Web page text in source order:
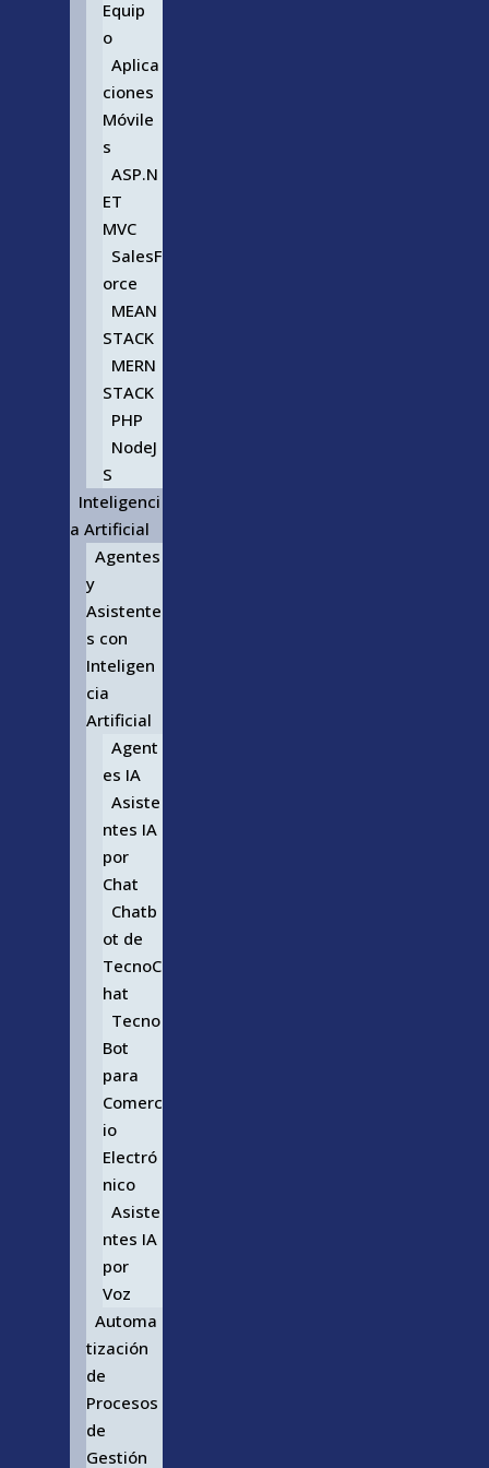
Equip
o
Aplica
ciones
Móvile
s
ASP.N
ET
MVC
SalesF
orce
MEAN
STACK
MERN
STACK
PHP
NodeJ
S
Inteligenci
a Artificial
Agentes
y
Asistente
s con
Inteligen
cia
Artificial
Agent
es IA
Asiste
ntes IA
por
Chat
Chatb
ot de
TecnoC
hat
Tecno
Bot
para
Comerc
io
Electró
nico
Asiste
ntes IA
por
Voz
Automa
tización
de
Procesos
de
Gestión